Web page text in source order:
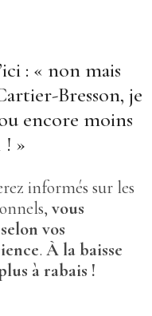
: « non mais
Bresson, je
encore moins
»
informés sur les
vous
vos
. À la baisse
à rabais !